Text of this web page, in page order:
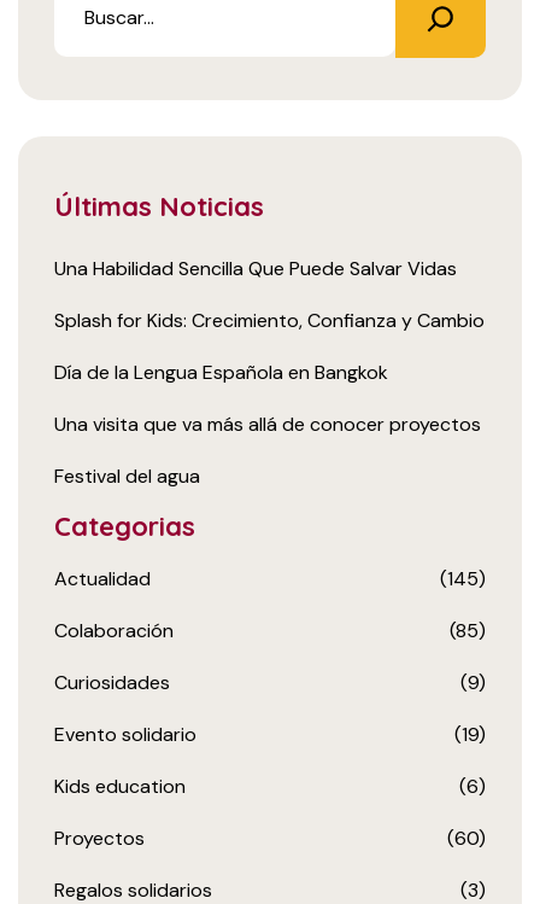
Últimas Noticias
Una Habilidad Sencilla Que Puede Salvar Vidas
Splash for Kids: Crecimiento, Confianza y Cambio
Día de la Lengua Española en Bangkok
Una visita que va más allá de conocer proyectos
Festival del agua
Categorias
Actualidad (145)
Colaboración (85)
Curiosidades (9)
Evento solidario (19)
Kids education (6)
Proyectos (60)
Regalos solidarios (3)